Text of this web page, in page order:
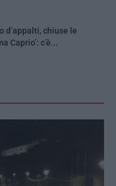
d’appalti, chiuse le
Caprio’: c’è...